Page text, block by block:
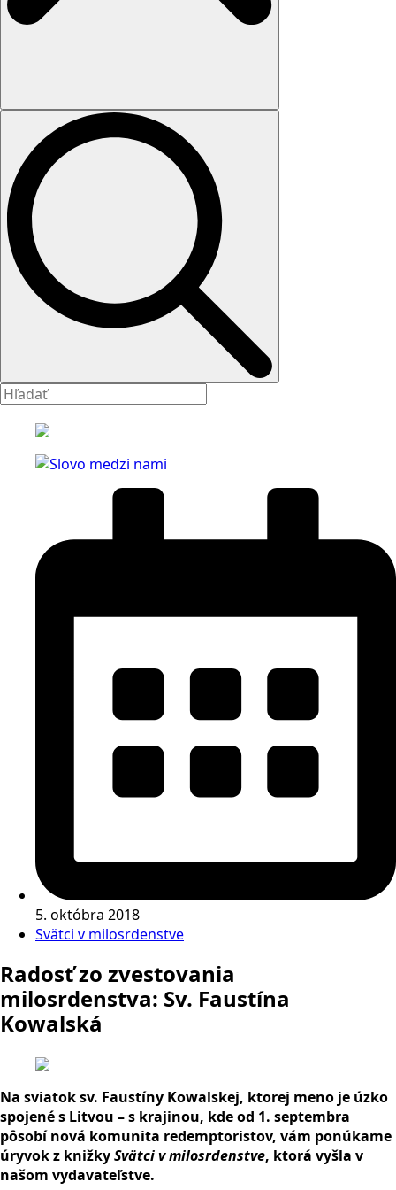
5. októbra 2018
Svätci v milosrdenstve
Radosť zo zvestovania
milosrdenstva: Sv. Faustína
Kowalská
Na sviatok sv. Faustíny Kowalskej, ktorej meno je úzko
spojené s Litvou – s krajinou, kde od 1. septembra
pôsobí nová komunita redemptoristov, vám ponúkame
úryvok z knižkySvätci vmilosrdenstve, ktorá vyšla v
našom vydavateľstve.